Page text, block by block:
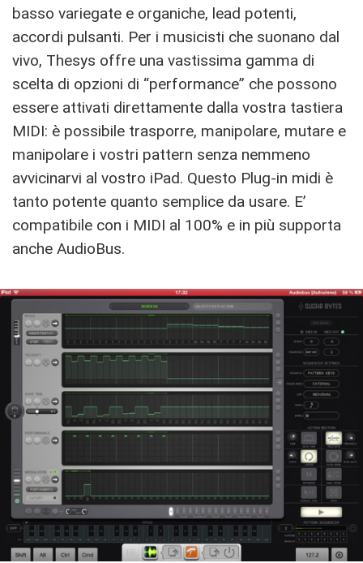
basso variegate e organiche, lead potenti,
accordi pulsanti. Per i musicisti che suonano dal
vivo, Thesys offre una vastissima gamma di
scelta di opzioni di “performance” che possono
essere attivati direttamente dalla vostra tastiera
MIDI: è possibile trasporre, manipolare, mutare e
manipolare i vostri pattern senza nemmeno
avvicinarvi al vostro iPad. Questo Plug-in midi è
tanto potente quanto semplice da usare. E’
compatibile con i MIDI al 100% e in più supporta
anche AudioBus.